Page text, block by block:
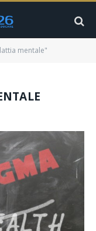
mentale"